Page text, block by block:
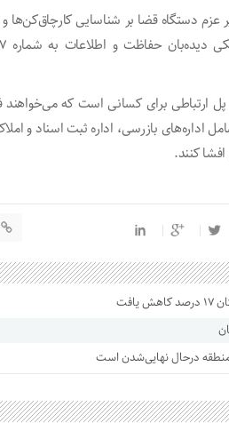
دستگاه قضا بر شناسایی کارچاق‌کن‌ها و
پل ارتباطی برای کسانی است که
اداره‌های بازرسی، اداره ثبت اسناد و
کنند.
منطقه درحال نهایی‌شدن است